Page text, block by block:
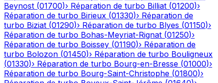
Beynost (01700)› Réparation de turbo Billiat (01200)›
Réparation de turbo Birieux (01330)› Réparation de
turbo Biziat (01290)› Réparation de turbo Blyes (01150)›
Réparation de turbo Bohas-Meyriat-Rignat (01250)›
Réparation de turbo Boissey (01190)› Réparation de
turbo Bolozon (01450)› Réparation de turbo Bouligneux
(01330)› Réparation de turbo Bourg-en-Bresse (01000)›
Réparation de turbo Bourg-Saint-Christophe (01800)›